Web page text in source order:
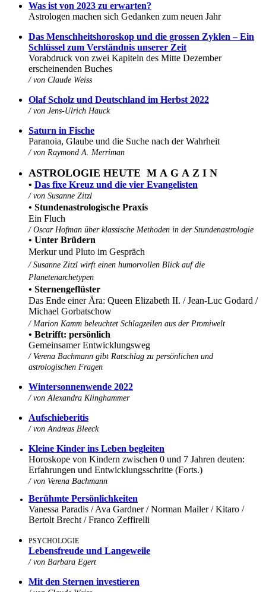
Was ist von 2023 zu erwarten?
Astrologen machen sich Gedanken zum neuen Jahr
Das Menschheitshoroskop und die grossen Zyklen – Ein
Schlüssel zum Verständnis unserer Zeit
Vorabdruck von zwei Kapiteln des Mitte Dezember
erscheinenden Buches
/ von Claude Weiss
Olaf Scholz und Deutschland im Herbst 2022
/ von Jens-Ulrich Hauck
Saturn in Fische
Paranoia, Glaube und die Suche nach der Wahrheit
/ von Raymond A. Merriman
ASTROLOGIE HEUTE M A G A Z I N
• Das fixe Kreuz und die vier Evangelisten
/ von Susanne Zitzl
• Stundenastrologische Praxis
Ein Fluch
/ Oscar Hofman über klassische Methoden in der Stundenastrologie
• Unter Brüdern
Merkur und Pluto im Gespräch
/ Susanne Zitzl wirft einen humorvollen Blick auf die
Planetenarchetypen
• Sternengeflüster
Das Ende einer Ära: Queen Elizabeth II. / Jean-Luc Godard /
Michael Gorbatschow
/ Marion Kamm beleuchtet Schlagzeilen aus der Promiwelt
• Betrifft: persönlich
Gemeinsamer Entwicklungsweg
/ Verena Bachmann gibt Ratschlag zu persönlichen und
astrologischen Fragen
Wintersonnenwende 2022
/ von Alexandra Klinghammer
Aufschieberitis
/ von Andreas Bleeck
Kleine Kinder ins Leben begleiten
Horoskope von Kindern zwischen 0 und 7 Jahren deuten:
Erfahrungen und Entwicklungsschritte (Forts.)
/ von Verena Bachmann
Berühmte Persönlichkeiten
Vanessa Paradis / Ava Gardner / Norman Mailer / Kitaro /
Bertolt Brecht / Franco Zeffirelli
PSYCHOLOGIE
Lebensfreude und Langeweile
/ von Barbara Egert
Mit den Sternen investieren